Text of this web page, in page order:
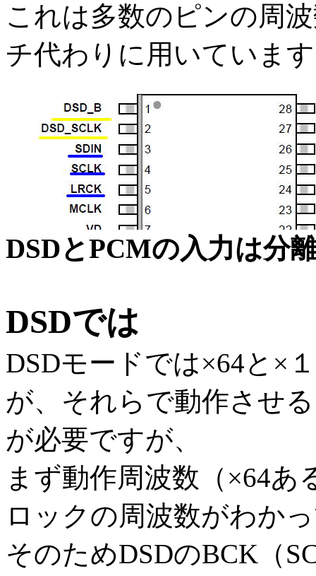
これは多数のピンの周
チ代わりに用いていま
DSDとPCMの入力は分
DSDでは
DSDモードでは×64と×
が、それらで動作させ
が必要ですが、
まず動作周波数（×64
ロックの周波数がわか
そのためDSDのBCK（